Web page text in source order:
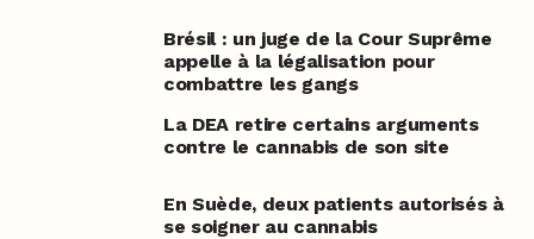
Brésil : un juge de la Cour Suprême
appelle à la légalisation pour
combattre les gangs
La DEA retire certains arguments
contre le cannabis de son site
En Suède, deux patients autorisés à
se soigner au cannabis